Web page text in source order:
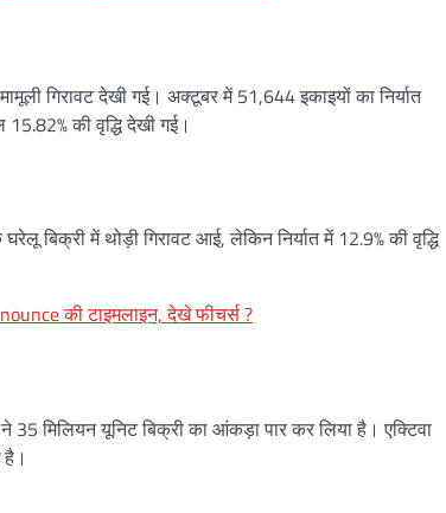
गिरावट देखी गई। अक्टूबर में 51,644 इकाइयों का निर्यात
की वृद्धि देखी गई।
बिक्री में थोड़ी गिरावट आई, लेकिन निर्यात में 12.9% की वृद्धि
की टाइमलाइन, देखे फीचर्स ?
मिलियन यूनिट बिक्री का आंकड़ा पार कर लिया है। एक्टिवा